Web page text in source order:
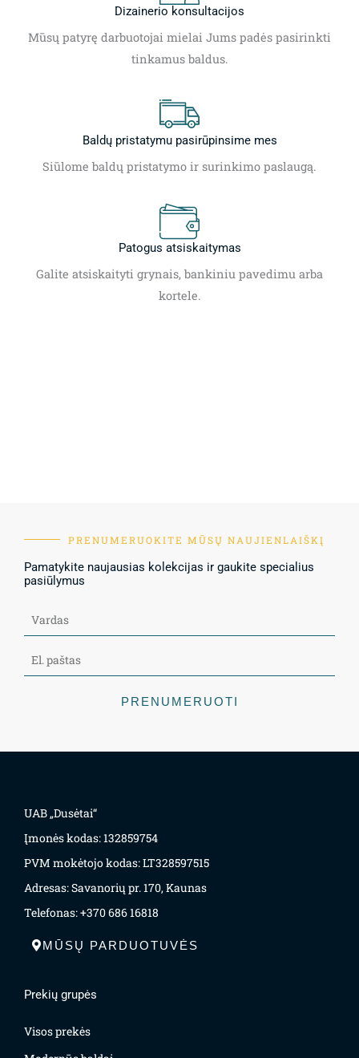
Dizainerio konsultacijos
Mūsų patyrę darbuotojai mielai Jums padės pasirinkti
tinkamus baldus.
Baldų pristatymu pasirūpinsime mes
Siūlome baldų pristatymo ir surinkimo paslaugą.
Patogus atsiskaitymas
Galite atsiskaityti grynais, bankiniu pavedimu arba
kortele.
PRENUMERUOKITE MŪSŲ NAUJIENLAIŠKĮ
Pamatykite naujausias kolekcijas ir gaukite specialius
pasiūlymus
PRENUMERUOTI
UAB „Dusėtai“
Įmonės kodas: 132859754
PVM mokėtojo kodas: LT328597515
Adresas: Savanorių pr. 170, Kaunas
Telefonas: +370 686 16818
MŪSŲ PARDUOTUVĖS
Prekių grupės
Visos prekės